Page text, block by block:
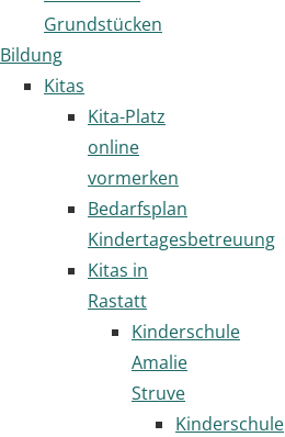
Grundstücken
Bildung
Kitas
Kita-Platz
online
vormerken
Bedarfsplan
Kindertagesbetreuung
Kitas in
Rastatt
Kinderschule
Amalie
Struve
Kinderschule